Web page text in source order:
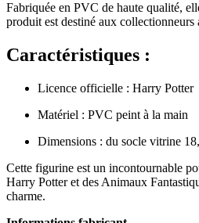
Fabriquée en PVC de haute qualité,
produit est destiné aux collectionneurs
Caractéristiques :
Licence officielle : Harry Potter
Matériel : PVC peint à la main
Dimensions : du socle vitrine
Cette figurine est un incontournable
Harry Potter et des Animaux
charme.